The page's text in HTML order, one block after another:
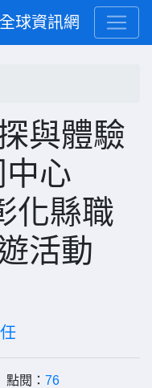
球資訊網
與體驗
心
化縣職
活動
閱： 76